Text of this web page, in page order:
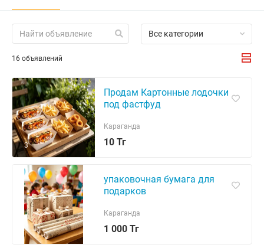
Все категории
16 объявлений
3
Продам Картонные лодочки
под фастфуд
10 Тг
Караганда
упаковочная бумага для
подарков
1 000 Тг
Караганда